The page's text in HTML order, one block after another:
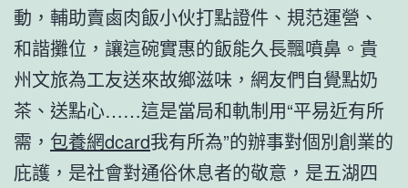
動，輔助賣鹵肉飯小伙打點證件、規范運營、
和諧攤位，讓這碗實惠的飯能久長飄噴鼻。貴
州文旅為工友送來故鄉滋味，網友們自覺點奶
茶、送點心……這是當局和軌制用“平易近有所
需， 包養網dcard我有所為”的辦事對個別創業的
庇護，是社會對通俗休息者的敬意，是五湖四